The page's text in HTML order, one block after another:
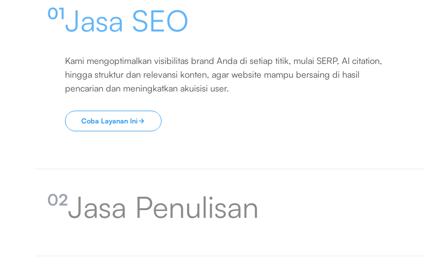
01Jasa SEO
Kami mengoptimalkan visibilitas brand Anda di setiap titik, mulai SERP, AI citation,
hingga struktur dan relevansi konten, agar website mampu bersaing di hasil
pencarian dan meningkatkan akuisisi user.
Coba Layanan Ini
02Jasa Penulisan